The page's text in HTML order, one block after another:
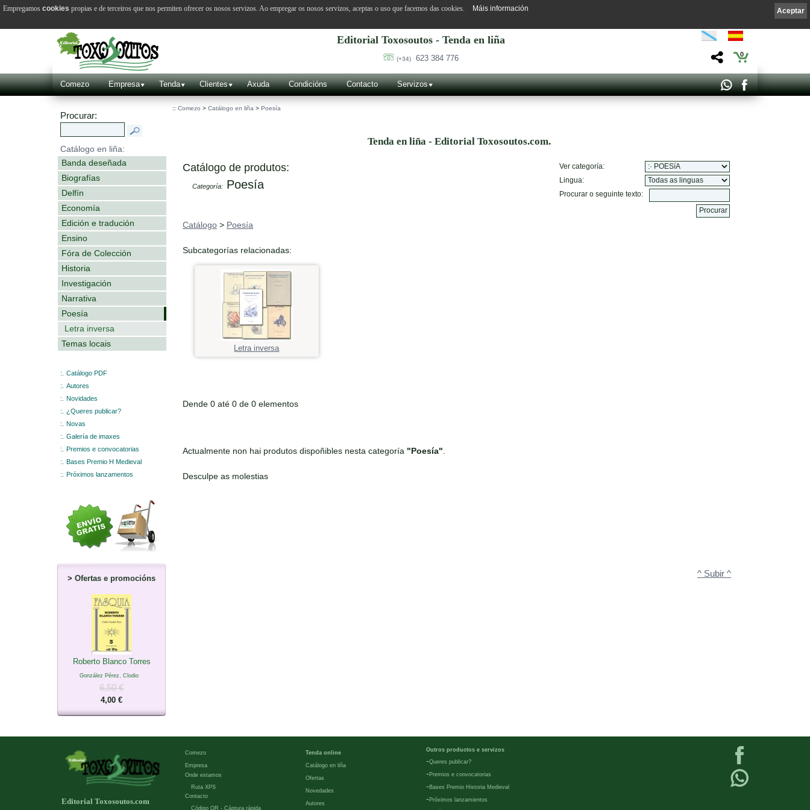
Editorial Toxosoutos - Tenda en liña
(+34) 623 384 776 0
Comezo Empresa Tenda Clientes Axuda Condicións Contacto Servizos
Procurar:
Catálogo en liña:
Banda deseñada
Biografías
Delfín
Economía
Edición e tradución
Ensino
Fóra de Colección
Historia
Investigación
Narrativa
Poesía
Letra inversa
Temas locais
:.
Catálogo PDF
:.
Autores
:.
Novidades
:.
¿Queres publicar?
:.
Novas
:.
Galería de imaxes
:.
Premios e convocatorias
:.
Bases Premio H Medieval
:.
Próximos lanzamentos
> Ofertas e promocións
Roberto Blanco Torres
González Pérez, Clodio
6,50 €
4,00 €
:: Comezo > Catálogo en liña > Poesía
Tenda en liña - Editorial Toxosoutos.com.
Catálogo de produtos:
Categoría: Poesía
Ver categoría:
Lingua:
Procurar o seguinte texto:
Catálogo > Poesía
Subcategorías relacionadas:
Letra inversa
Dende 0 até 0 de 0 elementos
Actualmente non hai produtos dispoñibles nesta categoría "Poesía"
Desculpe as molestias
^ Subir ^
Editorial Toxosoutos.com
Comezo
Empresa
Onde estamos
Ruta XPS
Contacto
Código QR - Cáptura rápida
Tenda online
Catálogo en liña
Ofertas
Novedades
Autores
Outros productos e servizos
-Queres publicar?
- Premios e convocatorias
- Bases Premio Historia Medieval
- Próximos lanzamientos
Aceptar
Empregamos cookies propias e de terceiros que nos permiten ofrecer os nosos servizos. Ao empregar os nosos servizos, aceptas o uso que facemos das cookies. Máis información